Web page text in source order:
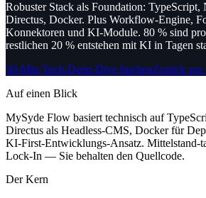
Robuster Stack als Foundation: TypeScript,
Directus, Docker. Plus Workflow-Engine,
Konnektoren und KI-Module. 80 % sind
restlichen 20 % entstehen mit KI in Tagen
30-Min Tech-Deep-Dive buchenZurück zur
Auf einen Blick
MySyde Flow basiert technisch auf
Directus als Headless-CMS, Docker für
KI-First-Entwicklungs-Ansatz. Mittelstand-
Lock-In — Sie behalten den Quellcode.
Der Kern